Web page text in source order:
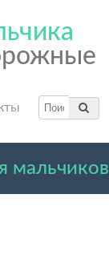
мальчиков